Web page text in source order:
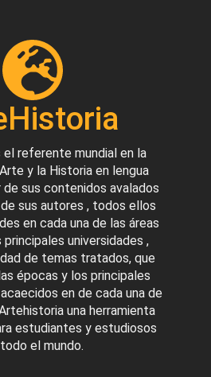
referente mundial en la
y la Historia en lengua
de sus contenidos avalados
sus autores , todos ellos
en cada una de las áreas
universidades ,
de temas tratados, que
épocas y los principales
en de cada una de
una herramienta
estudiantes y estudiosos
el mundo.